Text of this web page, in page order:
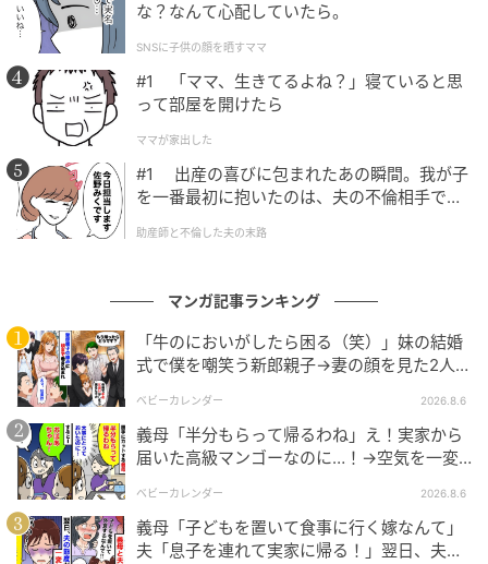
エキサイトニュース
な？なんて心配していたら。
SNSに子供の顔を晒すママ
#1 「ママ、生きてるよね？」寝ていると思
って部屋を開けたら
ママが家出した
#1 出産の喜びに包まれたあの瞬間。我が子
を一番最初に抱いたのは、夫の不倫相手でし
助産師と不倫した夫の末路
マンガ記事ランキング
「牛のにおいがしたら困る（笑）」妹の結婚
式で僕を嘲笑う新郎親子→妻の顔を見た2人が
ベビーカレンダー 2026.8.6
義母「半分もらって帰るわね」え！実家から
届いた高級マンゴーなのに…！→空気を一変
ベビーカレンダー 2026.8.6
義母「子どもを置いて食事に行く嫁なんて」
夫「息子を連れて実家に帰る！」翌日、夫が